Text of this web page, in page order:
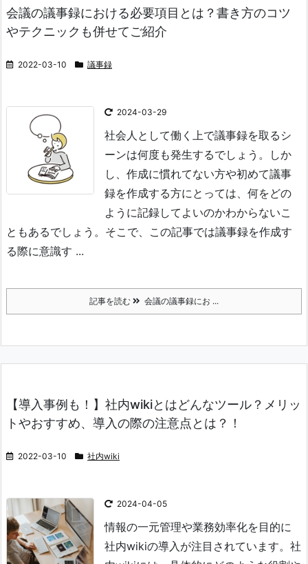
会議の議事録における必要項目とは？書き方のコツ
やテクニックも併せてご紹介
2022-03-10 議事録
2024-03-29
社会人として働く上で議事録を取るシ
ーンは何度も発生するでしょう。しか
し、作成に慣れてない方や初めて議事
録を作成する方にとっては、何をどの
ように記録してよいのかわからないこ
ともあるでしょう。そこで、この記事では議事録を作成す
る際に意識す ...
記事を読む 会議の議事録にお ...
【導入事例も！】社内wikiとはどんなツール？メリッ
トやおすすめ、導入の際の注意点とは？！
2022-03-10 社内wiki
2024-04-05
情報の一元管理や業務効率化を目的に
社内wikiの導入が注目されています。 社